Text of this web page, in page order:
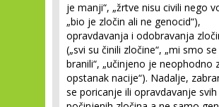
je manji“, „žrtve nisu civili nego
„bio je zločin ali ne genocid“),
opravdavanja i odobravanja
(„svi su činili zločine“, „mi smo se
branili“, „učinjeno je neophodno
opstanak nacije“). Nadalje,
se poricanje ili opravdavanje svih